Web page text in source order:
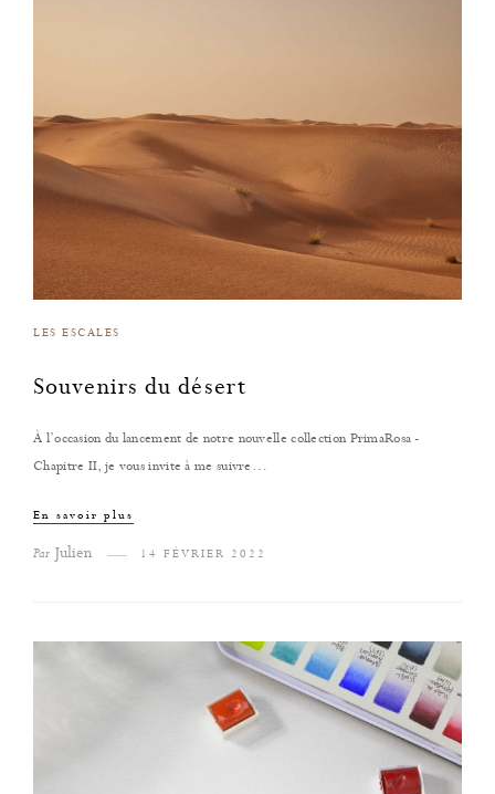
LES ESCALES
Souvenirs du désert
À l’occasion du lancement de notre nouvelle collection PrimaRosa -
Chapitre II, je vous invite à me suivre…
En savoir plus
Par Julien 14 FÉVRIER 2022